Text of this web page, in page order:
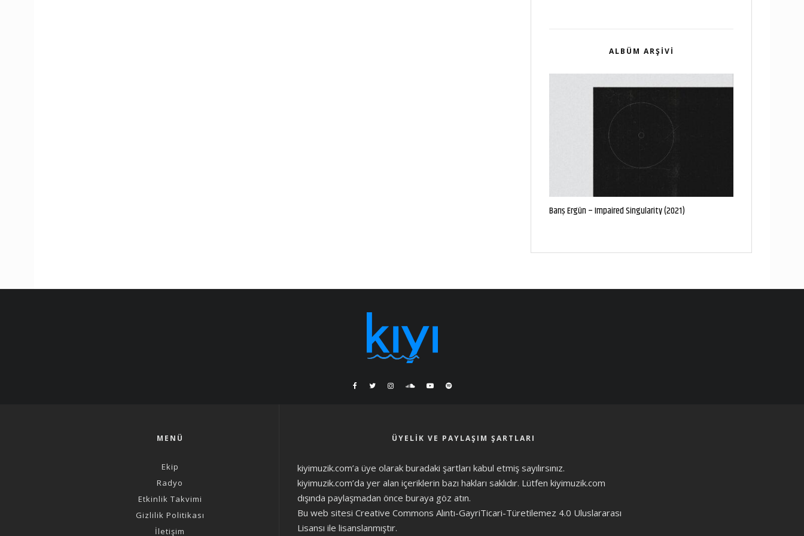
ALBÜM ARŞIVI
Barış Ergün – Impaired Singularity (2021)
MENÜ
Ekip
Radyo
Etkinlik Takvimi
Gizlilik Politikası
İletişim
ÜYELIK VE PAYLAŞIM ŞARTLARI
kiyimuzik.com’a üye olarak buradaki şartları kabul etmiş sayılırsınız.
kiyimuzik.com’da yer alan içeriklerin bazı hakları saklıdır. Lütfen kiyimuzik.com
dışında paylaşmadan önce buraya göz atın.
Bu web sitesi Creative Commons Alıntı-GayriTicari-Türetilemez 4.0 Uluslararası
Lisansı ile lisanslanmıştır.